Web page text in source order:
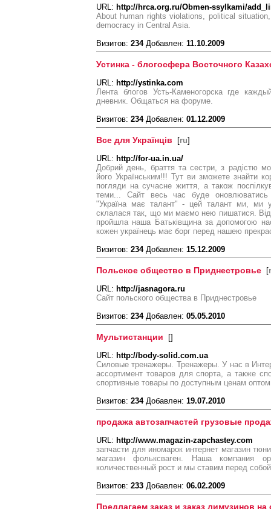
URL: http://hrca.org.ru/Obmen-ssylkami/
About human rights violations, political
democracy in Central Asia.
Визитов: 234Добавлен: 11.10.2009
Устинка - блогосфера Восточного
URL: http://ystinka.com
Лента блогов Усть-Каменогорска где
дневник. Общаться на форуме.
Визитов: 234Добавлен: 01.12.2009
Все для Українців [ru]
URL: http://for-ua.in.ua/
Добрий день, браття та сестри, з радістю
його Українським!!! Тут ви зможете знайти
погляди на сучасне життя, а також
теми... Сайт весь час буде оновлюватись
"Україна має талант" - цей талант ми, ми
склалася так, що ми маємо нею пишатися. Від
пройшла наша Батьківщина за допомогою
кожен українець має борг перед нашею
Визитов: 234Добавлен: 15.12.2009
Польское общество в Приднестровье [
URL: http://jasnagora.ru
Сайт польского общества в Приднестровье
Визитов: 234Добавлен: 05.05.2010
Мультистанции []
URL: http://body-solid.com.ua
Силовые тренажеры. Тренажеры. У нас в
ассортимент товаров для спорта, а также
спортивные товары по доступным ценам
Визитов: 234Добавлен: 19.07.2010
продажа автозапчастей грузовые
URL: http://www.magazin-zapchastey.com
запчасти для иномарок интернет магазин
магазин фольксваген. Наша компания
количественный рост и мы ставим перед
Визитов: 233 Добавлен: 06.02.2009
Предлагаем заказ и заказ лимузинов на